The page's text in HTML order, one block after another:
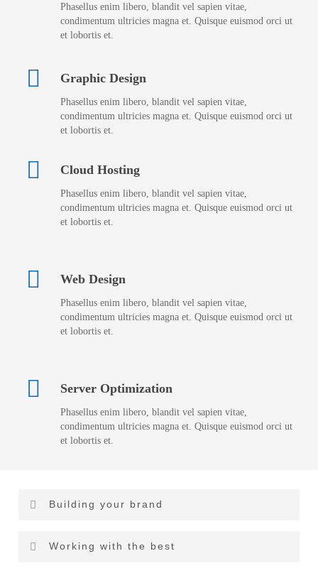
Phasellus enim libero, blandit vel sapien vitae,
condimentum ultricies magna et. Quisque euismod orci ut
et lobortis et.
Graphic Design
Phasellus enim libero, blandit vel sapien vitae,
condimentum ultricies magna et. Quisque euismod orci ut
et lobortis et.
Cloud Hosting
Phasellus enim libero, blandit vel sapien vitae,
condimentum ultricies magna et. Quisque euismod orci ut
et lobortis et.
Web Design
Phasellus enim libero, blandit vel sapien vitae,
condimentum ultricies magna et. Quisque euismod orci ut
et lobortis et.
Server Optimization
Phasellus enim libero, blandit vel sapien vitae,
condimentum ultricies magna et. Quisque euismod orci ut
et lobortis et.
Building your brand
lorem quam, adipiscing condimentum tristique vel, eleifend sed
Working with the best